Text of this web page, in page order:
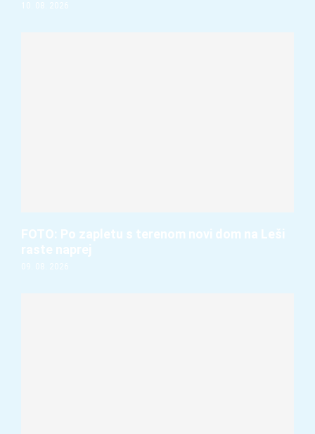
10. 08. 2026
FOTO: Po zapletu s terenom novi dom na Leši
raste naprej
09. 08. 2026